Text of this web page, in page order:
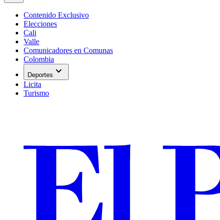
Contenido Exclusivo
Elecciones
Cali
Valle
Comunicadores en Comunas
Colombia
Deportes expand_more
Licita
Turismo